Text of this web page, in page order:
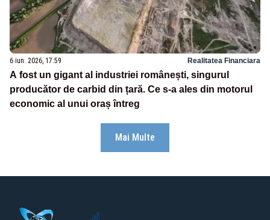
6 iun. 2026, 17:59 Realitatea Financiara
A fost un gigant al industriei românești, singurul
producător de carbid din țară. Ce s-a ales din motorul
economic al unui oraș întreg
Mai Multe